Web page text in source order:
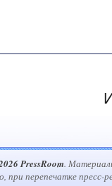
PressRoom.
при перепечатке пресс-